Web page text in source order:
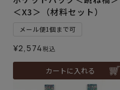
＜X3＞（材料セット）
メール便1個まで可
¥2,574税込
カートに入れる